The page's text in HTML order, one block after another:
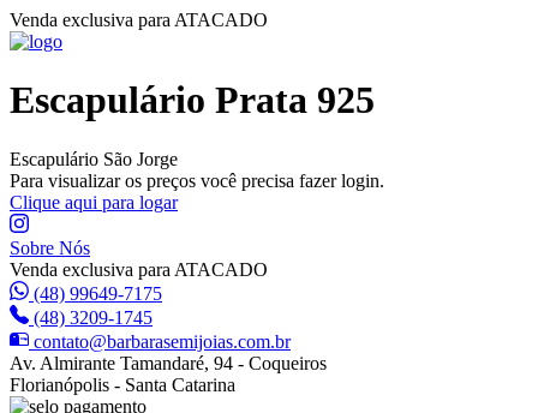
Venda exclusiva para ATACADO
Escapulário Prata 925
Escapulário São Jorge
Para visualizar os preços você precisa fazer login.
Clique aqui para logar
Sobre Nós
Venda exclusiva para ATACADO
(48) 99649-7175
(48) 3209-1745
contato@barbarasemijoias.com.br
Av. Almirante Tamandaré, 94 - Coqueiros
Florianópolis - Santa Catarina